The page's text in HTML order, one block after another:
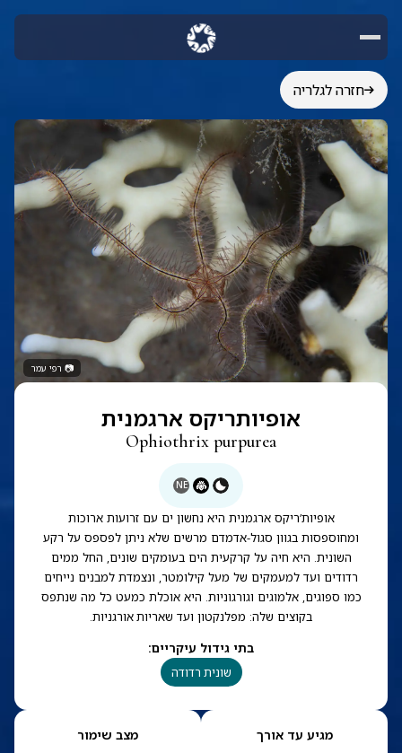
חזרה לגלריה
📷 רפי עמר
אופיותריקס ארגמנית
Ophiothrix purpurea
NE
אופיות’ריקס ארגמנית היא נחשון ים עם זרועות ארוכות
ומחוספסות בגוון סגול-אדמדם מרשים שלא ניתן לפספס על רקע
השונית. היא חיה על קרקעית הים בעומקים שונים, החל ממים
רדודים ועד למעמקים של מעל קילומטר, ונצמדת למבנים נייחים
כמו ספוגים, אלמוגים וגורגוניות. היא אוכלת כמעט כל מה שנתפס
בקוצים שלה: מפלנקטון ועד שאריות אורגניות.
בתי גידול עיקריים:
שונית רדודה
מגיע עד אורך מצב שימור